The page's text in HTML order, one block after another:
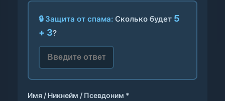
🔒 Защита от спама: Сколько будет 5
+ 3?
Имя / Никнейм / Псевдоним *